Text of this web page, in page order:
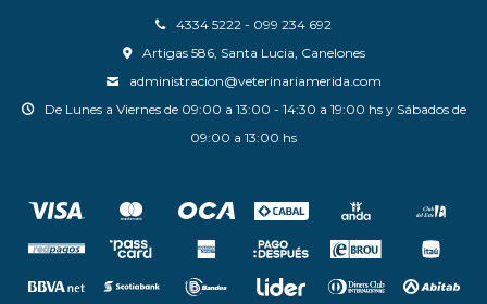
4334 5222 - 099 234 692
Artigas 586, Santa Lucia, Canelones
administracion@veterinariamerida.com
De Lunes a Viernes de 09:00 a 13:00 - 14:30 a 19:00 hs y Sábados de
09:00 a 13:00 hs